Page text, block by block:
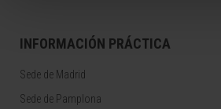
INFORMACIÓN PRÁCTICA
Sede de Madrid
Sede de Pamplona